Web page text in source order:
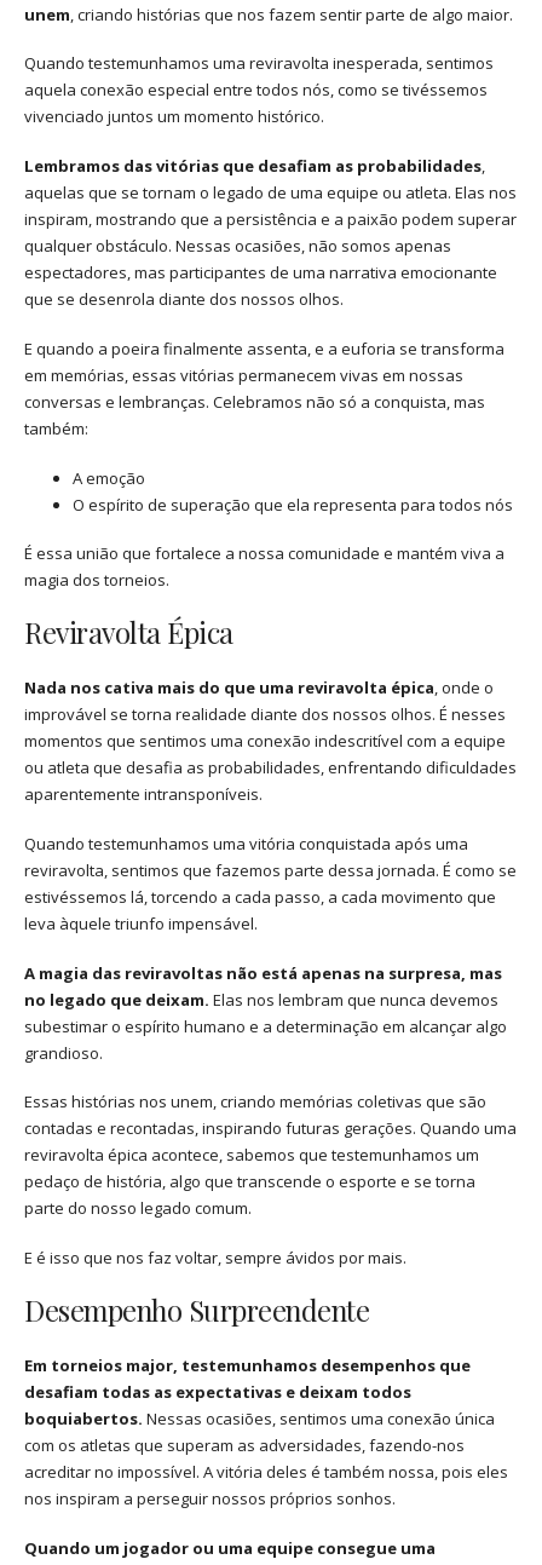
unem, criando histórias que nos fazem sentir parte de algo maior.
Quando testemunhamos uma reviravolta inesperada, sentimos
aquela conexão especial entre todos nós, como se tivéssemos
vivenciado juntos um momento histórico.
Lembramos das vitórias que desafiam as probabilidades,
aquelas que se tornam o legado de uma equipe ou atleta. Elas nos
inspiram, mostrando que a persistência e a paixão podem superar
qualquer obstáculo. Nessas ocasiões, não somos apenas
espectadores, mas participantes de uma narrativa emocionante
que se desenrola diante dos nossos olhos.
E quando a poeira finalmente assenta, e a euforia se transforma
em memórias, essas vitórias permanecem vivas em nossas
conversas e lembranças. Celebramos não só a conquista, mas
também:
A emoção
O espírito de superação que ela representa para todos nós
É essa união que fortalece a nossa comunidade e mantém viva a
magia dos torneios.
Reviravolta Épica
Nada nos cativa mais do que uma reviravolta épica, onde o
improvável se torna realidade diante dos nossos olhos. É nesses
momentos que sentimos uma conexão indescritível com a equipe
ou atleta que desafia as probabilidades, enfrentando dificuldades
aparentemente intransponíveis.
Quando testemunhamos uma vitória conquistada após uma
reviravolta, sentimos que fazemos parte dessa jornada. É como se
estivéssemos lá, torcendo a cada passo, a cada movimento que
leva àquele triunfo impensável.
A magia das reviravoltas não está apenas na surpresa, mas
no legado que deixam. Elas nos lembram que nunca devemos
subestimar o espírito humano e a determinação em alcançar algo
grandioso.
Essas histórias nos unem, criando memórias coletivas que são
contadas e recontadas, inspirando futuras gerações. Quando uma
reviravolta épica acontece, sabemos que testemunhamos um
pedaço de história, algo que transcende o esporte e se torna
parte do nosso legado comum.
E é isso que nos faz voltar, sempre ávidos por mais.
Desempenho Surpreendente
Em torneios major, testemunhamos desempenhos que
desafiam todas as expectativas e deixam todos
boquiabertos. Nessas ocasiões, sentimos uma conexão única
com os atletas que superam as adversidades, fazendo-nos
acreditar no impossível. A vitória deles é também nossa, pois eles
nos inspiram a perseguir nossos próprios sonhos.
Quando um jogador ou uma equipe consegue uma